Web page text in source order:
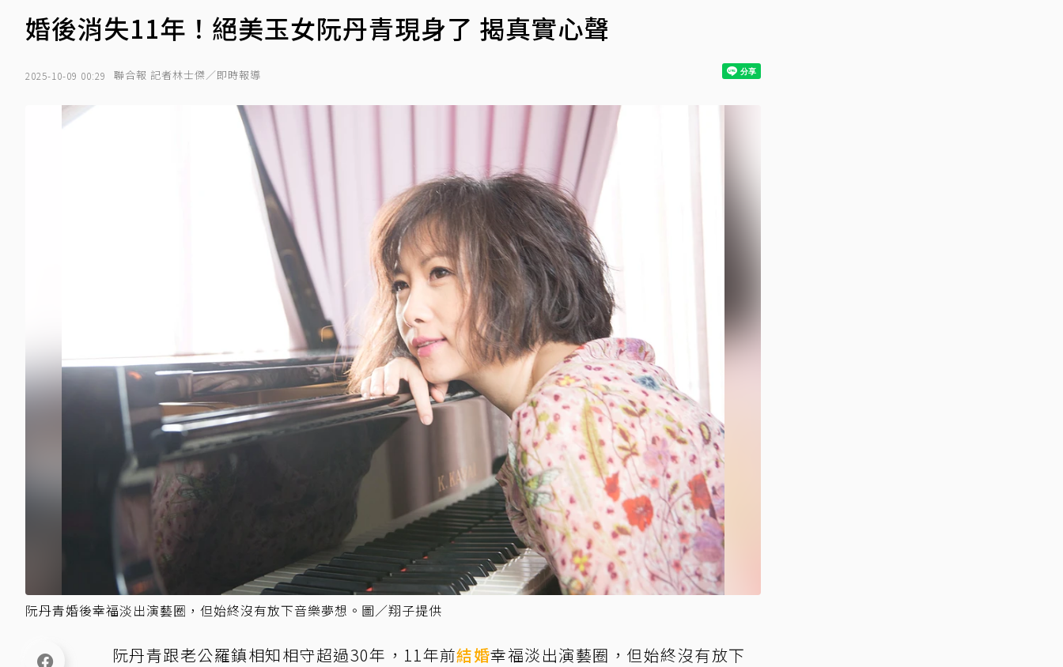
婚後消失11年！絕美玉女阮丹青現身了 揭真實心聲
2025-10-09 00:29 聯合報 記者林士傑／即時報導
阮丹青婚後幸福淡出演藝圈，但始終沒有放下音樂夢想。圖／翔子提供
阮丹青跟老公羅鎮相知相守超過30年，11年前結婚幸福淡出演藝圈，但始終沒有放下